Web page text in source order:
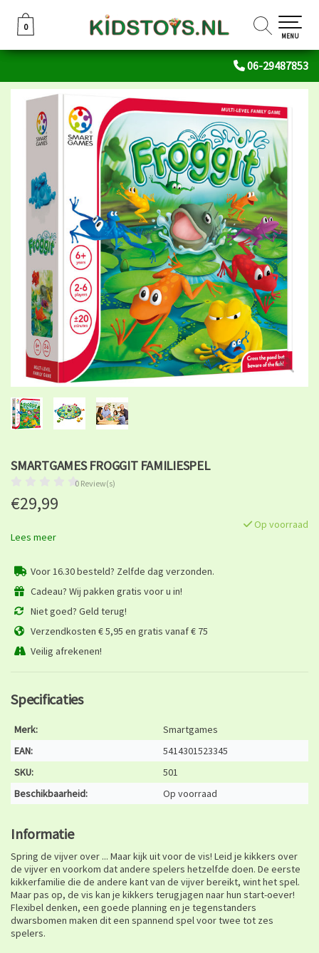
06-29487853
0
0
MENU
SMARTGAMES FROGGIT FAMILIESPEL
0 Review(s)
€29,99
Op voorraad
Lees meer
Voor 16.30 besteld? Zelfde dag verzonden.
Cadeau? Wij pakken gratis voor u in!
Niet goed? Geld terug!
Verzendkosten € 5,95 en gratis vanaf € 75
Veilig afrekenen!
Specificaties
Merk:
Smartgames
EAN:
5414301523345
SKU:
501
Beschikbaarheid:
Op voorraad
Informatie
Spring de vijver over ... Maar kijk uit voor de vis! Leid je kikkers over
de vijver en voorkom dat andere spelers hetzelfde doen. De eerste
kikkerfamilie die de andere kant van de vijver bereikt, wint het spel.
Maar pas op, de vis kan je kikkers terugjagen naar hun start-oever!
Flexibel denken, een goede planning en je tegenstanders
dwarsbomen maken dit een spannend spel voor twee tot zes
spelers.